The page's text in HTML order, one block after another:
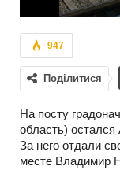
947
Поділитися
На посту
область) остался
За него отдали
месте Владимир